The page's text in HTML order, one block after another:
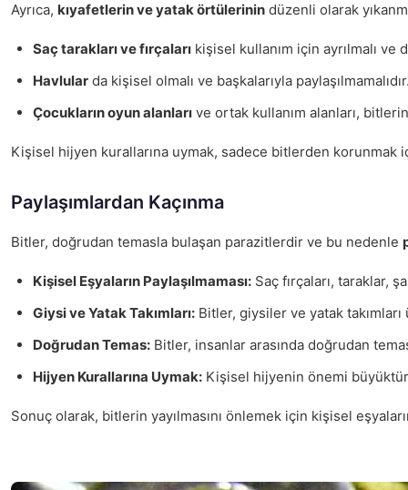
Ayrıca, kıyafetlerin ve yatak örtülerinin düzenli olarak
Saç tarakları ve fırçaları kişisel kullanım için ayrılmalı
Havlular da kişisel olmalı ve başkalarıyla
Çocukların oyun alanları ve ortak kullanım alanları,
Kişisel hijyen kurallarına uymak, sadece bitlerden korunmak
Paylaşımlardan Kaçınma
Bitler, doğrudan temasla bulaşan parazitlerdir ve bu nedenle
Kişisel Eşyaların Paylaşılmaması: Saç fırçaları, taraklar,
Giysi ve Yatak Takımları: Bitler, giysiler ve yatak
Doğrudan Temas: Bitler, insanlar arasında doğrudan
Hijyen Kurallarına Uymak: Kişisel hijyenin önemi büyüktür.
Sonuç olarak, bitlerin yayılmasını önlemek için kişisel